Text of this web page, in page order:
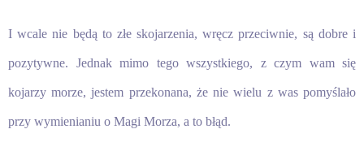
I wcale nie będą to złe skojarzenia, wręcz przeciwnie, są dobre i
pozytywne. Jednak mimo tego wszystkiego, z czym wam się
kojarzy morze, jestem przekonana, że nie wielu z was pomyślało
przy wymienianiu o Magi Morza, a to błąd.